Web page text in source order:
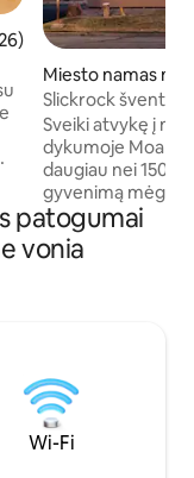
4,89 iš 5,
Miesto namas
Slickrock
Sveiki atvykę į
dykumoje
daugiau nei 1500
gyvenimą
vaizdais ir
dangteliais. Pajuskite atvirą erdvę su
mūsų
veikiančioje
sezoniniame
garažas yra puiki
dviračius arba
patogumai
vonia
Wi-Fi